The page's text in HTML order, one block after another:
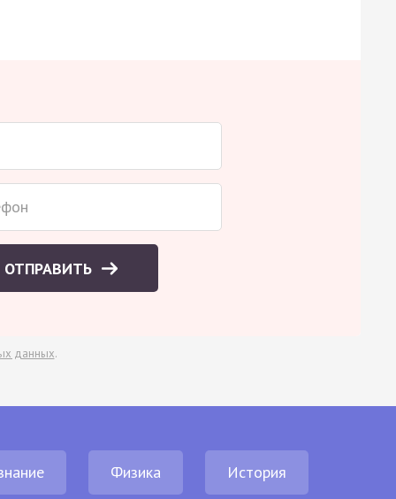
ОТПРАВИТЬ
данных.
Физика История